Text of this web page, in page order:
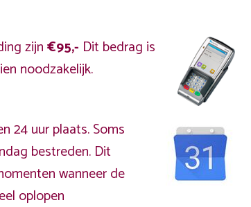
zijn€95,- Dit bedrag is
noodzakelijk.
24 uur plaats. Soms
bestreden. Dit
wanneer de
oplopen